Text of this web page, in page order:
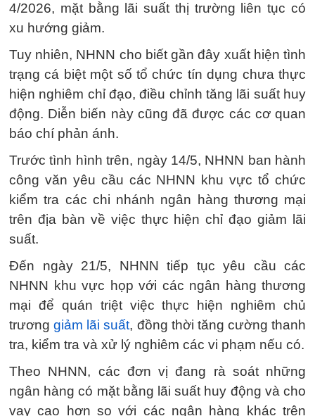
4/2026, mặt bằng lãi suất thị trường liên tục có
xu hướng giảm.
Tuy nhiên, NHNN cho biết gần đây xuất hiện tình
trạng cá biệt một số tổ chức tín dụng chưa thực
hiện nghiêm chỉ đạo, điều chỉnh tăng lãi suất huy
động. Diễn biến này cũng đã được các cơ quan
báo chí phản ánh.
Trước tình hình trên, ngày 14/5, NHNN ban hành
công văn yêu cầu các NHNN khu vực tổ chức
kiểm tra các chi nhánh ngân hàng thương mại
trên địa bàn về việc thực hiện chỉ đạo giảm lãi
suất.
Đến ngày 21/5, NHNN tiếp tục yêu cầu các
NHNN khu vực họp với các ngân hàng thương
mại để quán triệt việc thực hiện nghiêm chủ
trươnggiảm lãi suất, đồng thời tăng cường thanh
tra, kiểm tra và xử lý nghiêm các vi phạm nếu có.
Theo NHNN, các đơn vị đang rà soát những
ngân hàng có mặt bằng lãi suất huy động và cho
vay cao hơn so với các ngân hàng khác trên